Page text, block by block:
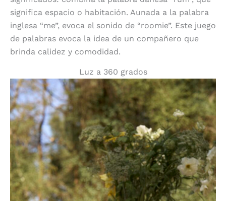
significa espacio o habitación. Aunada a la palabra
inglesa “me”, evoca el sonido de “roomie”. Este juego
de palabras evoca la idea de un compañero que
brinda calidez y comodidad.
Luz a 360 grados